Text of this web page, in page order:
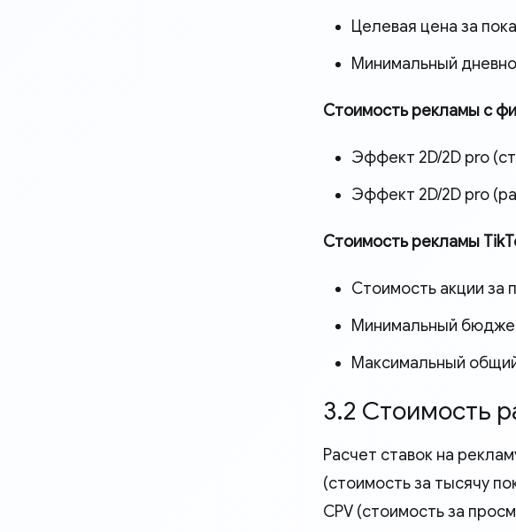
Целевая цена за
Минимальный
Стоимость рекламы с
Эффект 2D/2D pro
Эффект 2D/2D pro
Стоимость рекламы
Стоимость акции за
Минимальный
Максимальный
3.2 Стоимость
Расчет ставок на
(стоимость за тысячу
CPV (стоимость за